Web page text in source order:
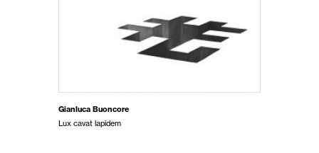
Gianluca Buoncore
Lux cavat lapidem